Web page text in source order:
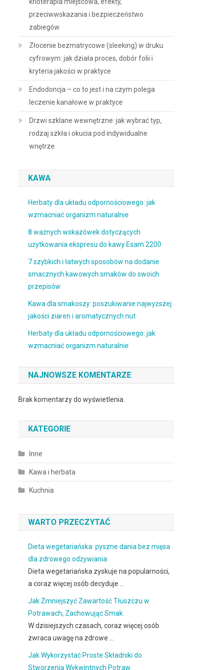
przeciwwskazania i bezpieczeństwo
zabiegów
Złocenie bezmatrycowe (sleeking) w druku
cyfrowym: jak działa proces, dobór folii i
kryteria jakości w praktyce
Endodoncja – co to jest i na czym polega
leczenie kanałowe w praktyce
Drzwi szklane wewnętrzne: jak wybrać typ,
rodzaj szkła i okucia pod indywidualne
wnętrze
KAWA
Herbaty dla układu odpornościowego: jak
wzmacniać organizm naturalnie
8 ważnych wskazówek dotyczących
użytkowania ekspresu do kawy Esam 2200
7 szybkich i łatwych sposobów na dodanie
smacznych kawowych smaków do swoich
przepisów
Kawa dla smakoszy: poszukiwanie najwyższej
jakości ziaren i aromatycznych nut
Herbaty dla układu odpornościowego: jak
wzmacniać organizm naturalnie
NAJNOWSZE KOMENTARZE
Brak komentarzy do wyświetlenia.
KATEGORIE
Inne
Kawa i herbata
Kuchnia
WARTO PRZECZYTAĆ
Dieta wegetariańska: pyszne dania bez mięsa
dla zdrowego odżywiania
Dieta wegetariańska zyskuje na popularności,
a coraz więcej osób decyduje …
Jak Zmniejszyć Zawartość Tłuszczu w
Potrawach, Zachowując Smak
W dzisiejszych czasach, coraz więcej osób
zwraca uwagę na zdrowe …
Jak Wykorzystać Proste Składniki do
Stworzenia Wykwintnych Potraw